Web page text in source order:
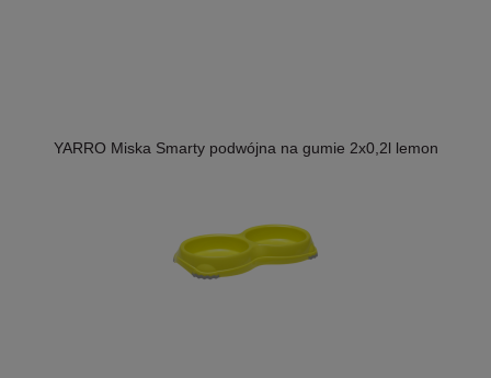
YARRO Miska Smarty podwójna na gumie 2x0,2l lemon